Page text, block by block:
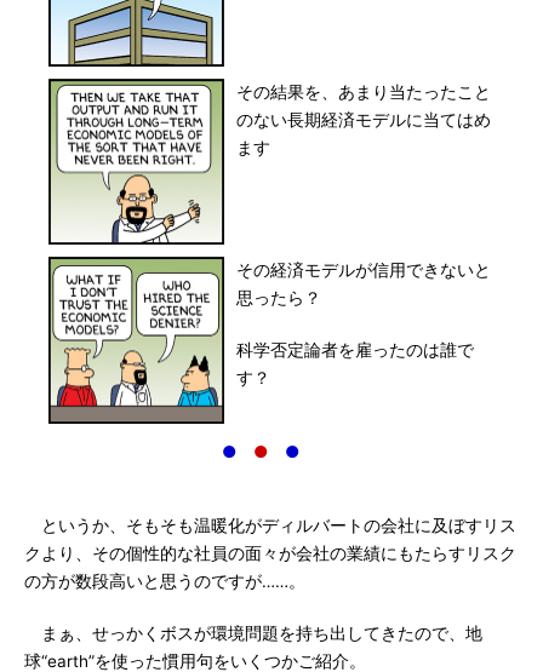
その結果を、あまり当たったこと
のない長期経済モデルに当てはめ
ます
その経済モデルが信用できないと
思ったら？
科学否定論者を雇ったのは誰で
す？
● ● ●
というか、そもそも温暖化がディルバートの会社に及ぼすリス
クより、その個性的な社員の面々が会社の業績にもたらすリスク
の方が数段高いと思うのですが……。
まぁ、せっかくボスが環境問題を持ち出してきたので、地
球“earth”を使った慣用句をいくつかご紹介。